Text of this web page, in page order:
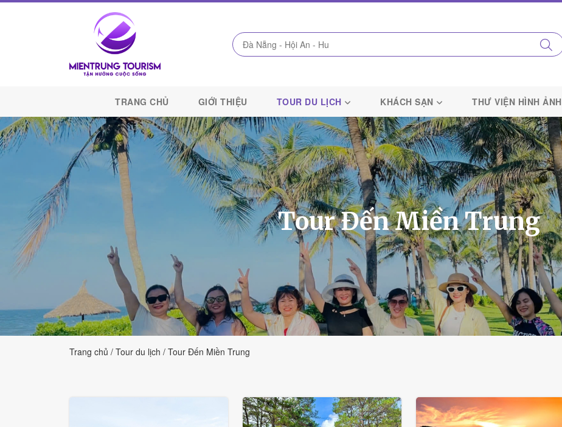
Lịch
Nối
Di
Sản
TRANG CHỦ GIỚI THIỆU TOUR DU LỊCH KHÁCH SẠN THƯ VIỆN HÌNH ẢNH
Tour Đến Miền Trung
Trang chủ Tour du lịch Tour Đến Miền Trung